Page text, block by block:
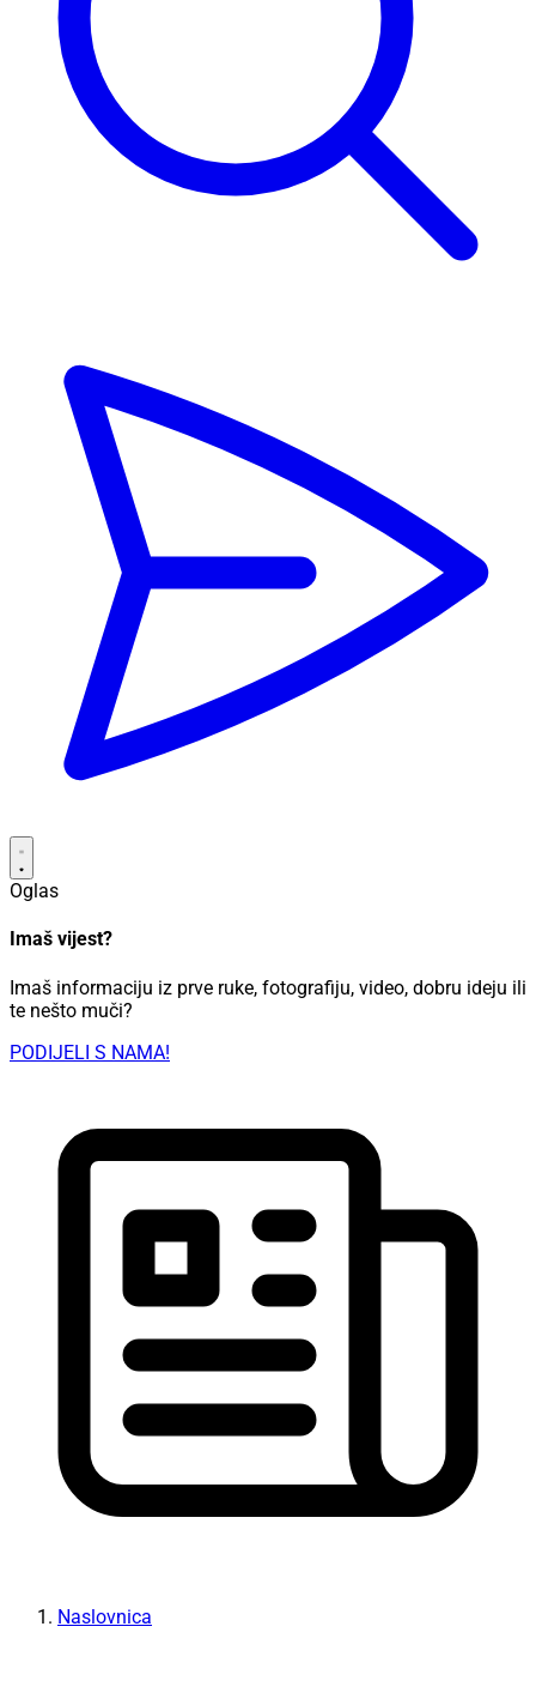
Oglas
Imaš vijest?
Imaš informaciju iz prve ruke, fotografiju, video, dobru ideju ili
te nešto muči?
PODIJELI S NAMA!
Naslovnica